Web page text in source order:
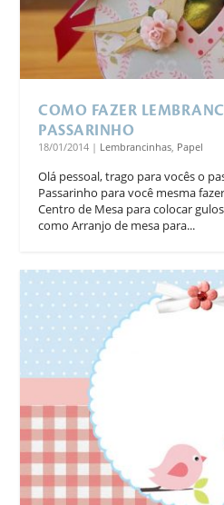
COMO FAZER
PASSARINHO
18/01/2014 | Lembrancinhas, Papel
Olá pessoal, trago para vocês o
Passarinho para você mesma
Centro de Mesa para colocar
como Arranjo de mesa para...